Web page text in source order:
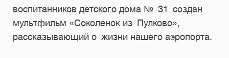
воспитанников детского дома № 31 создан
мультфильм «Соколенок из Пулково»,
рассказывающий о жизни нашего аэропорта.